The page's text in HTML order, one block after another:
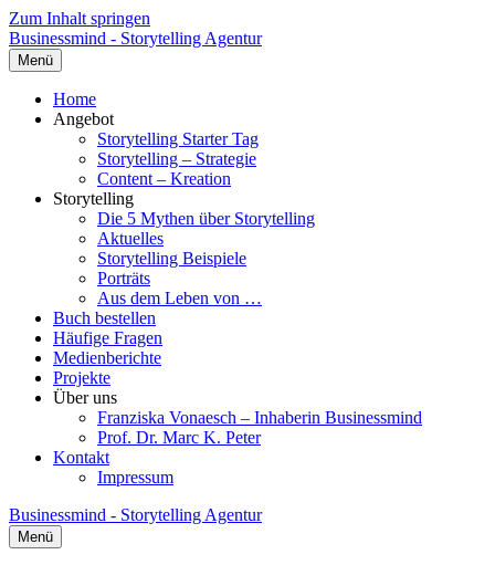
Zum Inhalt springen
Businessmind - Storytelling Agentur
Menü
Home
Angebot
Storytelling Starter Tag
Storytelling – Strategie
Content – Kreation
Storytelling
Die 5 Mythen über Storytelling
Aktuelles
Storytelling Beispiele
Porträts
Aus dem Leben von …
Buch bestellen
Häufige Fragen
Medienberichte
Projekte
Über uns
Franziska Vonaesch – Inhaberin Businessmind
Prof. Dr. Marc K. Peter
Kontakt
Impressum
Businessmind - Storytelling Agentur
Menü